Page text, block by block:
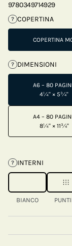
9780349714929
? COPERTINA
COPERTINA
? DIMENSIONI
A6 – 80
4¼" × 5¾"
A4 – 80
8¼" × 11¾"
? INTERNI
BIANCO